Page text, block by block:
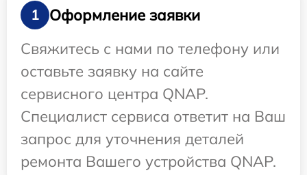
1
Оформление заявки
Свяжитесь с нами по телефону или
оставьте заявку на сайте
сервисного центра QNAP.
Специалист сервиса ответит на Ваш
запрос для уточнения деталей
ремонта Вашего устройства QNAP.